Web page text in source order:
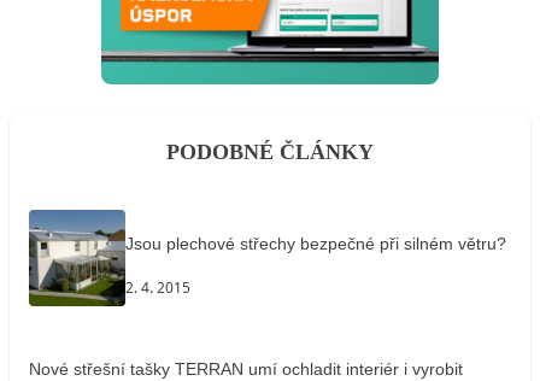
PODOBNÉ ČLÁNKY
Jsou plechové střechy bezpečné při silném větru?
2. 4. 2015
Nové střešní tašky TERRAN umí ochladit interiér i vyrobit